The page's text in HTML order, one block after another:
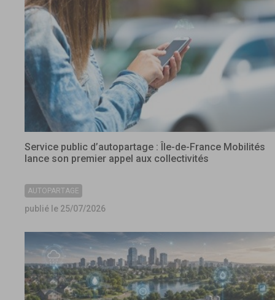
Service public d’autopartage : Île-de-France Mobilités
lance son premier appel aux collectivités
AUTOPARTAGE
publié le 25/07/2026